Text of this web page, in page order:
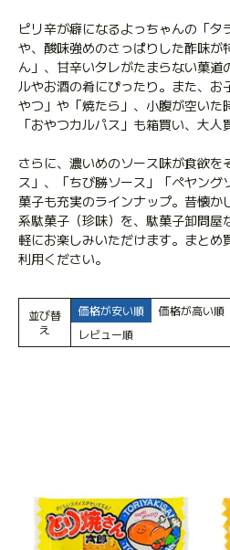
ピリ辛が癖になるよっちゃんの「タ
や、酸味強めのさっぱりした酢味が
ん」、甘辛いタレがたまらない菓道
ルやお酒の肴にぴったり。また、お
やつ」や「焼たら」、小腹が空いた
「おやつカルパス」も箱買い、大人
さらに、濃いめのソース味が食欲を
ス」、「ちび勝ソース」「ペヤング
菓子も充実のラインナップ。昔懐か
系駄菓子（珍味）を、駄菓子卸問屋
軽にお楽しみいただけます。まとめ
利用ください。
並び替
え
価格が安い順 価格が高い順
レビュー順